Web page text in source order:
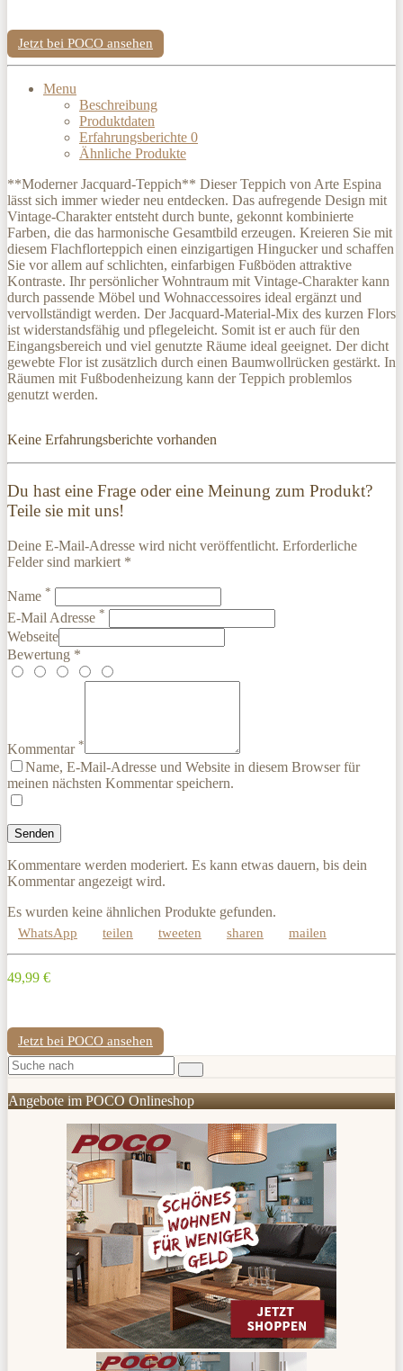
Jetzt bei POCO ansehen
Menu
Beschreibung
Produktdaten
Erfahrungsberichte 0
Ähnliche Produkte
**Moderner Jacquard-Teppich** Dieser Teppich von Arte Espina
lässt sich immer wieder neu entdecken. Das aufregende Design mit
Vintage-Charakter entsteht durch bunte, gekonnt kombinierte
Farben, die das harmonische Gesamtbild erzeugen. Kreieren Sie mit
diesem Flachflorteppich einen einzigartigen Hingucker und schaffen
Sie vor allem auf schlichten, einfarbigen Fußböden attraktive
Kontraste. Ihr persönlicher Wohntraum mit Vintage-Charakter kann
durch passende Möbel und Wohnaccessoires ideal ergänzt und
vervollständigt werden. Der Jacquard-Material-Mix des kurzen Flors
ist widerstandsfähig und pflegeleicht. Somit ist er auch für den
Eingangsbereich und viel genutzte Räume ideal geeignet. Der dicht
gewebte Flor ist zusätzlich durch einen Baumwollrücken gestärkt. In
Räumen mit Fußbodenheizung kann der Teppich problemlos
genutzt werden.
Keine Erfahrungsberichte vorhanden
Du hast eine Frage oder eine Meinung zum Produkt?
Teile sie mit uns!
Deine E-Mail-Adresse wird nicht veröffentlicht. Erforderliche
Felder sind markiert *
Name *
E-Mail Adresse *
Webseite
Bewertung *
Kommentar *
Name, E-Mail-Adresse und Website in diesem Browser für
meinen nächsten Kommentar speichern.
Kommentare werden moderiert. Es kann etwas dauern, bis dein
Kommentar angezeigt wird.
Es wurden keine ähnlichen Produkte gefunden.
WhatsApp teilen tweeten sharen mailen
49,99 €
Jetzt bei POCO ansehen
Angebote im POCO Onlineshop